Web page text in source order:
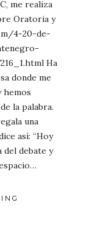
me realiza
Oratoria y
4-20-de-
Ha
donde me
hemos
la palabra.
una
así: “Hoy
del debate y